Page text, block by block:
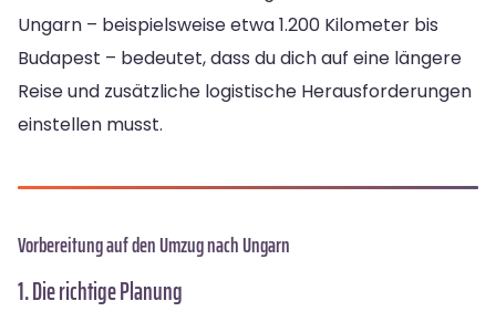
Ungarn – beispielsweise etwa 1.200 Kilometer bis
Budapest – bedeutet, dass du dich auf eine längere
Reise und zusätzliche logistische Herausforderungen
einstellen musst.
Vorbereitung auf den Umzug nach Ungarn
1. Die richtige Planung